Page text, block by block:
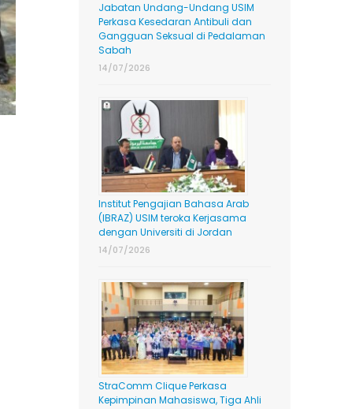
Jabatan Undang-Undang USIM
Perkasa Kesedaran Antibuli dan
Gangguan Seksual di Pedalaman
Sabah
14/07/2026
Institut Pengajian Bahasa Arab
(IBRAZ) USIM teroka Kerjasama
dengan Universiti di Jordan
14/07/2026
StraComm Clique Perkasa
Kepimpinan Mahasiswa, Tiga Ahli